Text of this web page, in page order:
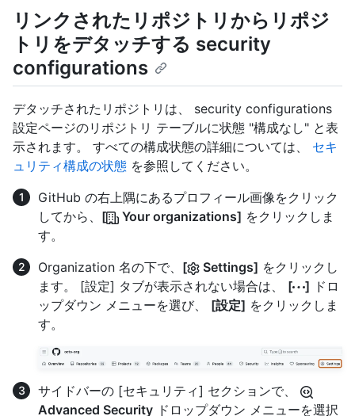
リンクされたリポジトリからリポジ
トリをデタッチする security
configurations
デタッチされたリポジトリは、 security configurations
設定ページのリポジトリ テーブルに状態 "構成なし" と表
示されます。 すべての構成状態の詳細については、 セキ
ュリティ構成の状態 を参照してください。
GitHub の右上隅にあるプロフィール画像をクリック
してから、 [ Your organizations] をクリックしま
す。
Organization 名の下で、 [ Settings] をクリックし
ます。 [設定] タブが表示されない場合は、 [ ] ドロ
ップダウン メニューを選び、 [設定] をクリックしま
す。
サイドバーの [セキュリティ] セクションで、
Advanced Security ドロップダウン メニューを選択